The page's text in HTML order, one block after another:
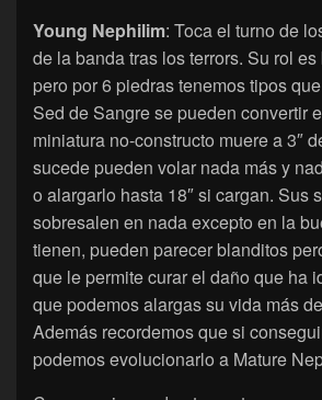
Young Nephilim: Toca el turno de
de la banda tras los terrors. Su rol
pero por 6 piedras tenemos tipos
Sed de Sangre se pueden convertir
miniatura no-constructo muere a 3″
sucede pueden volar nada más y
o alargarlo hasta 18″ si cargan. Sus
sobresalen en nada excepto en la
tienen, pueden parecer blanditos
que le permite curar el daño que ha
que podemos alargas su vida más
Además recordemos que si
podemos evolucionarlo a Mature